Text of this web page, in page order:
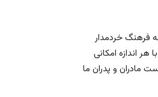
فرهنگ خردمدار
اندازه امکانی
مادران و پدران ما